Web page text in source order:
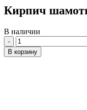
Кирпич
В наличии
Количество
В корзину